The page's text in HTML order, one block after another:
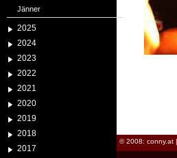
Jänner
2025
2024
2023
2022
2021
2020
2019
2018
2017
© 2008: conny.at |